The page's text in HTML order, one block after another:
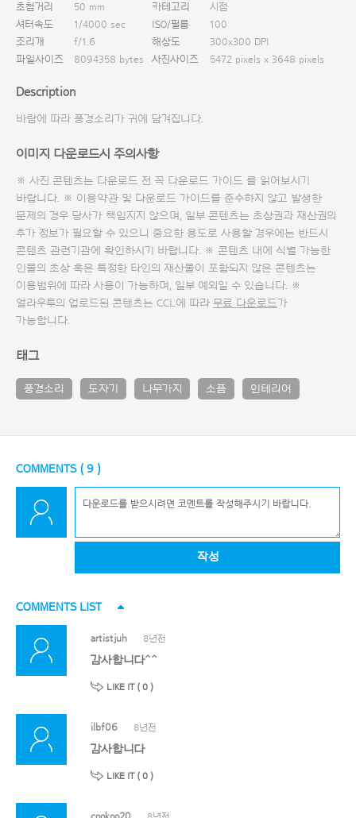
초첨거리
50 mm 카테고리
시점
셔터속도
1/4000 sec ISO/필름
100
조리개
f/1.6 해상도
300x300 DPI
파일사이즈
8094358 bytes 사진사이즈 5472 pixels x 3648 pixels
Description
바람에 따라 풍경소리가 귀에 담겨집니다.
이미지 다운로드시 주의사항
※ 사진 콘텐츠는 다운로드 전 꼭 다운로드 가이드 를 읽어보시기
바랍니다. ※ 이용약관 및 다운로드 가이드를 준수하지 않고 발생한
문제의 경우 당사가 책임지지 않으며, 일부 콘텐츠는 초상권과 재산권의
추가 정보가 필요할 수 있으니 중요한 용도로 사용할 경우에는 반드시
콘텐츠 관련기관에 확인하시기 바랍니다. ※ 콘텐츠 내에 식별 가능한
인물의 초상 혹은 특정한 타인의 재산물이 포함되지 않은 콘텐츠는
이용범위에 따라 사용이 가능하며, 일부 예외일 수 있습니다. ※
얼라우투의 업로드된 콘텐츠는 CCL에 따라 무료 다운로드가
가능합니다.
태그
풍경소리 도자기 나무가지 소품 인테리어
COMMENTS ( 9 )
작성
COMMENTS LIST
artistjuh 8년전
감사합니다^^
LIKE IT ( 0 )
ilbf06 8년전
감사합니다
LIKE IT ( 0 )
cookoo20